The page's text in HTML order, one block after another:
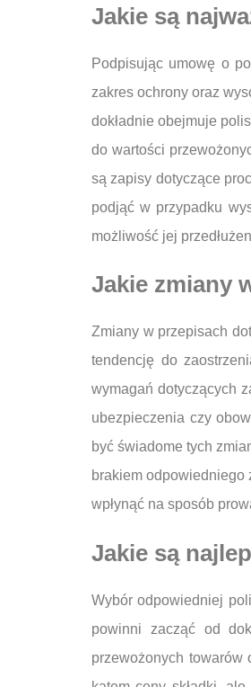
Jakie są
Podpisując umowę o
zakres ochrony oraz
dokładnie obejmuje
do wartości
są zapisy dotyczące
podjąć w przypadku
możliwość jej
Jakie zmiany
Zmiany w przepisach
tendencję do
wymagań dotyczących
ubezpieczenia czy
być świadome tych
brakiem
wpłynąć na sposób
Jakie są
Wybór odpowiedniej
powinni zacząć od
przewożonych towarów